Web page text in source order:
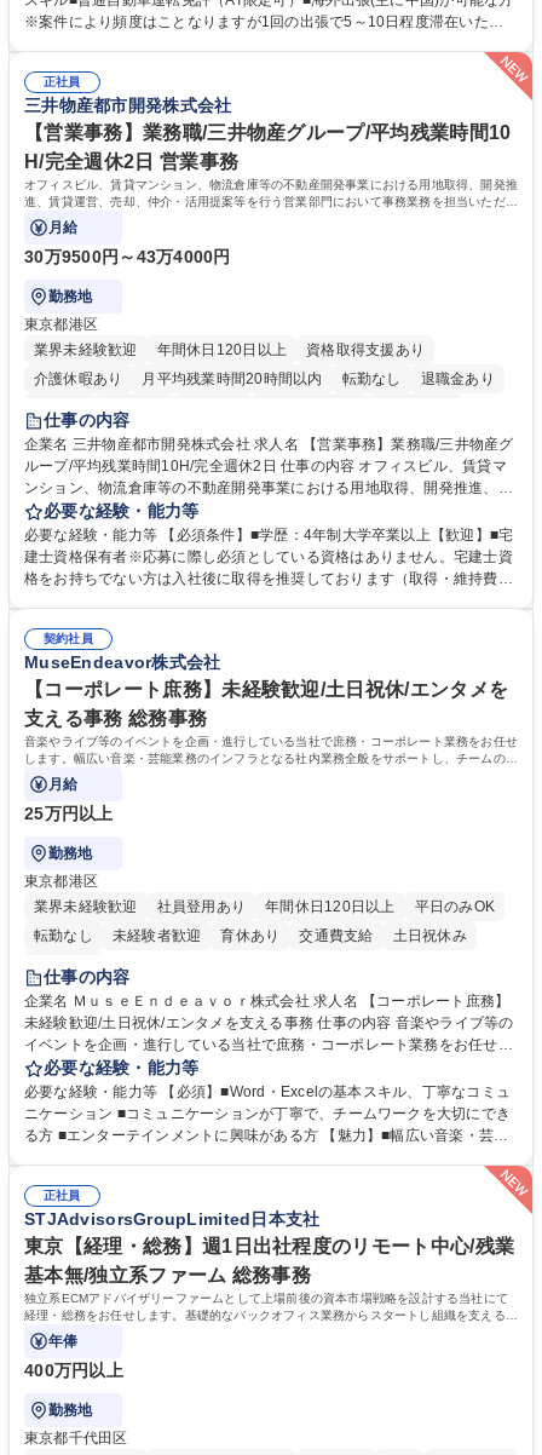
画段階から納品まで、商品の製造に関わる全てのプロセスにおいて、生産
場へ見積依頼・価格交渉、サンプルの品質確認や検査の手配、ライセンス
元様とのやり取り、輸入関連の書類の管理、国内倉庫での品質チェック、
工場開拓などがございます。 募集職種 【生産管理】キャラクターバック
や雑貨の生産・品質管理/年休125日/転勤無
※案件により頻度はことなりますが1回の出張で5～10日程度滞在いただ
め、『コツコツと実直に取り組める方』 ・工場やライセンス元を含む社内
外関係者と友好なコミュニケーションが取れる方 ※折衝は営業担当がメイ
ンで行います。 学歴・資格 学歴：大学院 大学 高専 短大 専修学校 高校 語
学力： 資格：
正社員
三井物産都市開発株式会社
【営業事務】業務職/三井物産グループ/平均残業時間10
H/完全週休2日 営業事務
オフィスビル、賃貸マンション、物流倉庫等の不動産開発事業における用地取得、開発推
進、賃貸運営、売却、仲介・活用提案等を行う営業部門において事務業務を担当いただき
ます。
月給
30万9500円～43万4000円
勤務地
東京都港区
業界未経験歓迎
年間休日120日以上
資格取得支援あり
介護休暇あり
月平均残業時間20時間以内 転勤なし
退職金あり
在宅OK
賞与あり
駅近5分以内
土日祝休み 寮・社宅あり
仕事の内容
企業名 三井物産都市開発株式会社 求人名 【営業事務】業務職/三井物産グ
ループ/平均残業時間10H/完全週休2日 仕事の内容 オフィスビル、賃貸マ
ンション、物流倉庫等の不動産開発事業における用地取得、開発推進、賃
貸運営、売却、仲介・活用提案等を行う営業部門において事務業務を担当
いただきます。 【詳細】・契約書管理、契約書製本、捺印対応、ファイリ
ング、登記簿取得、調書取得・支払業務（各種費用支払、支払管理、請
求・支払データ登録、取引先マスター申請対応）・予算作成及び予実管
の他に担当頂く業務が発生する場合があります。 募集職種 【営業事務】
業務職/三井物産グループ/平均残業時間10H/完全週休2日
必要な経験・能力等
必要な経験・能力等 【必須条件】■学歴：4年制大学卒業以上【歓迎】■宅
建士資格保有者※応募に際し必須としている資格はありません。宅建士資
格をお持ちでない方は入社後に取得を推奨しております（取得・維持費用
ション力がある方。 ・チャレンジを厭わず、粘り強く業務に取り組める
方。多様な関係者と謙虚に信頼関係を構築でき、期限を意識したスケジュ
ール管理が出来る方。※将来的に他部署（営業部門、コーポレート部門）
へのジョブローテーションの可能性があります。 学歴・資格 学歴：大学
院 大学 語学力： 資格：宅地建物取引士
契約社員
MuseEndeavor株式会社
【コーポレート庶務】未経験歓迎/土日祝休/エンタメを
支える事務 総務事務
音楽やライブ等のイベントを企画・進行している当社で庶務・コーポレート業務をお任せ
します。幅広い音楽・芸能業務のインフラとなる社内業務全般をサポートし、チームの円
滑な運営を支えていただきます。
月給
25万円以上
勤務地
東京都港区
業界未経験歓迎
社員登用あり 年間休日120日以上
平日のみOK
転勤なし
未経験者歓迎 育休あり 交通費支給
土日祝休み
服装自由
仕事の内容
企業名 ＭｕｓｅＥｎｄｅａｖｏｒ株式会社 求人名 【コーポレート庶務】
未経験歓迎/土日祝休/エンタメを支える事務 仕事の内容 音楽やライブ等の
イベントを企画・進行している当社で庶務・コーポレート業務をお任せし
ます。幅広い音楽・芸能業務のインフラとなる社内業務全般をサポート
し、チームの円滑な運営を支えていただきます。 ■社内の庶務・一般事務
全般、書類整理、備品管理・発注 ■郵便物の仕分け、来客・電話対応、社
内環境の維持サポート ■経理や人事/採用の外注事業者とのやりとり・プロ
く 進行管理能力や調整力など、市場価値の高いキャリアアップが可能で
す。 ※業務の変更範囲：会社の定める業務※ 募集職種 【コーポレート庶
務】未経験歓迎/土日祝休/エンタメを支える事務
必要な経験・能力等
必要な経験・能力等 【必須】■Word・Excelの基本スキル、丁寧なコミュ
ニケーション ■コミュニケーションが丁寧で、チームワークを大切にでき
る方 ■エンターテインメントに興味がある方 【魅力】■幅広い音楽・芸能
体感しながら、社会貢献性の高い業務に携わることができます。■単なる
ルーティンワークに留まらず、外注事業者との連携や業務プロセスの推進
など、自らの裁量で組織の仕組みづくりに関われるやりがいがあります。
■土日祝休みで、プライベートと両立しながら専門スキルを磨ける環境で
す。 学歴・資格 学歴：大学院 大学 高専 短大 専修学校 高校 語学力： 資
格：
正社員
STJAdvisorsGroupLimited日本支社
東京【経理・総務】週1日出社程度のリモート中心/残業
基本無/独立系ファーム 総務事務
独立系ECMアドバイザリーファームとして上場前後の資本市場戦略を設計する当社にて
経理・総務をお任せします。基礎的なバックオフィス業務からスタートし組織を支える専
任担当として広く活躍できる環境です。
年俸
400万円以上
勤務地
東京都千代田区